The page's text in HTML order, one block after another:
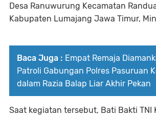
Desa Ranuwurung Kecamatan
Kabupaten Lumajang Jawa Timur,
Baca Juga : Empat Remaja
Patroli Gabungan Polres Pasuruan
dalam Razia Balap Liar Akhir Pekan
Saat kegiatan tersebut, Bati Bakti TNI